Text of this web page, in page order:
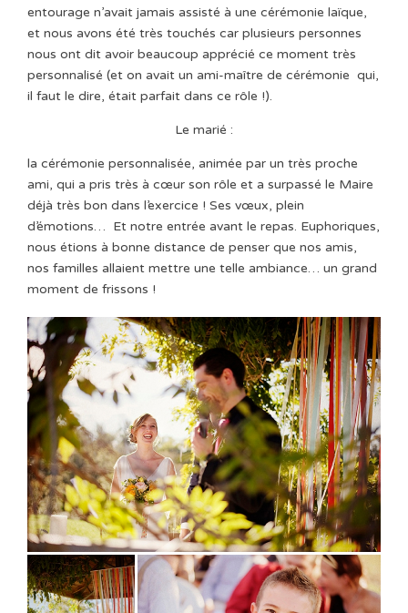
entourage n’avait jamais assisté à une cérémonie laïque,
et nous avons été très touchés car plusieurs personnes
nous ont dit avoir beaucoup apprécié ce moment très
personnalisé (et on avait un ami-maître de cérémonie qui,
il faut le dire, était parfait dans ce rôle !).
Le marié :
la cérémonie personnalisée, animée par un très proche
ami, qui a pris très à cœur son rôle et a surpassé le Maire
déjà très bon dans l’exercice ! Ses vœux, plein
d’émotions… Et notre entrée avant le repas. Euphoriques,
nous étions à bonne distance de penser que nos amis,
nos familles allaient mettre une telle ambiance… un grand
moment de frissons !